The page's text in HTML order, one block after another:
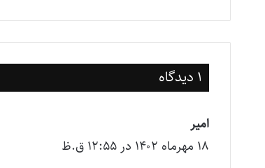
1 دیدگاه
امیرگ
ف ۱۸ مهر‌ماه ۱۴۰۲ در ۱۲:۵۵ ق.ظ